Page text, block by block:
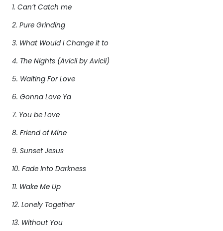
1. Can’t Catch me
2. Pure Grinding
3. What Would I Change it to
4. The Nights (Avicii by Avicii)
5. Waiting For Love
6. Gonna Love Ya
7. You be Love
8. Friend of Mine
9. Sunset Jesus
10. Fade Into Darkness
11. Wake Me Up
12. Lonely Together
13. Without You